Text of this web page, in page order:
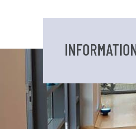
INFORMATION
DATEN UND FAKTEN